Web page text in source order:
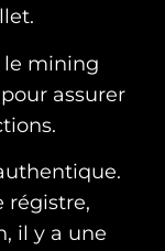
le mining
assurer
régistre,
il y a une